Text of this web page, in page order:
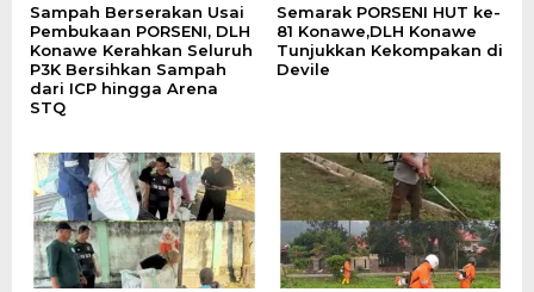
Sampah Berserakan Usai
Pembukaan PORSENI, DLH
Konawe Kerahkan Seluruh
P3K Bersihkan Sampah
dari ICP hingga Arena
STQ
Semarak PORSENI HUT ke-
81 Konawe,DLH Konawe
Tunjukkan Kekompakan di
Devile